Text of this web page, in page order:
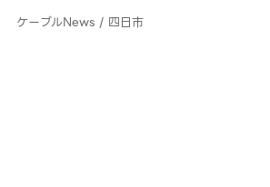
ケーブルNews / 四日市